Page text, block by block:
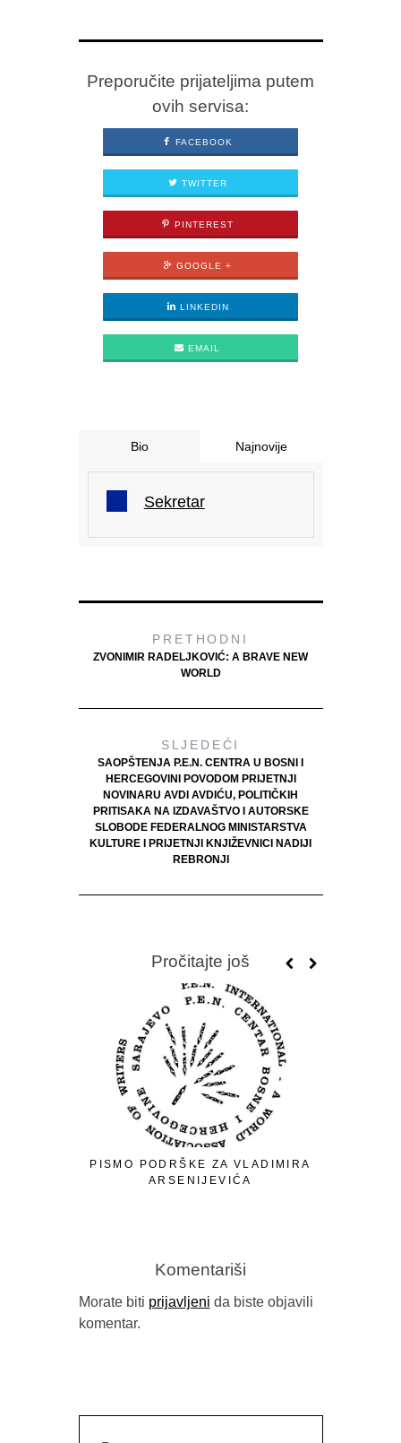
Preporučite prijateljima putem
ovih servisa:
FACEBOOK
TWITTER
PINTEREST
GOOGLE +
LINKEDIN
EMAIL
Bio Najnovije
Sekretar
PRETHODNI
ZVONIMIR RADELJKOVIĆ: A BRAVE NEW
WORLD
SLJEDEĆI
SAOPŠTENJA P.E.N. CENTRA U BOSNI I
HERCEGOVINI POVODOM PRIJETNJI
NOVINARU AVDI AVDIĆU, POLITIČKIH
PRITISAKA NA IZDAVAŠTVO I AUTORSKE
SLOBODE FEDERALNOG MINISTARSTVA
KULTURE I PRIJETNJI KNJIŽEVNICI NADIJI
REBRONJI
Pročitajte još
PISMO PODRŠKE ZA VLADIMIRA
ARSENIJEVIĆA
Komentariši
Morate biti prijavljeni da biste objavili
komentar.